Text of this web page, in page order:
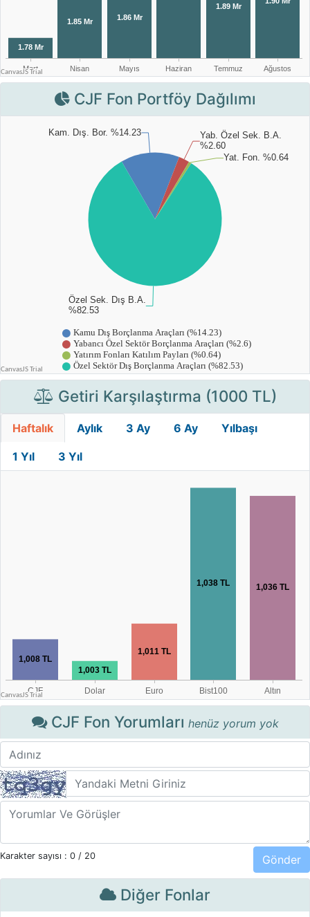
CJF Fon Portföy Dağılımı
Getiri Karşılaştırma (1000 TL)
Haftalık Aylık 3 Ay 6 Ay Yılbaşı
1 Yıl 3 Yıl
CJF Fon Yorumları henüz yorum yok
Karakter sayısı : 0 / 20
Diğer Fonlar